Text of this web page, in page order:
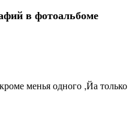
в фотоальбоме
менья одного ,Йа только